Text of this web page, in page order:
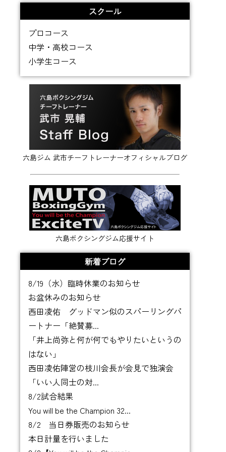
スクール
プロコース
中学・高校コース
小学生コース
六島ジム 武市チーフトレーナーオフィシャルブログ
六島ボクシングジム応援サイト
新着ブログ
8/19（水）臨時休業のお知らせ
お盆休みのお知らせ
西田凌佑 グッドマン似のスパーリングパ
ートナー「絶賛募...
「井上尚弥と何が何でもやりたいというの
はない」
西田凌佑陣営の枝川会長が会見で独演会
「いい人同士の対...
8/2試合結果
You will be the Champion 32...
8/2 当日券販売のお知らせ
本日計量を行いました